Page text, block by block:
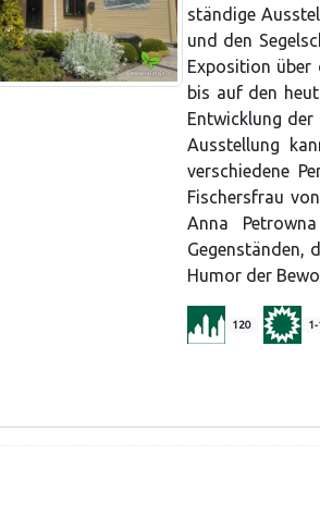
ständige
und den
Exposition über
bis auf den
Entwicklung der
Ausstellung
verschiedene
Fischersfrau
Anna
Gegenständen,
Humor der
120